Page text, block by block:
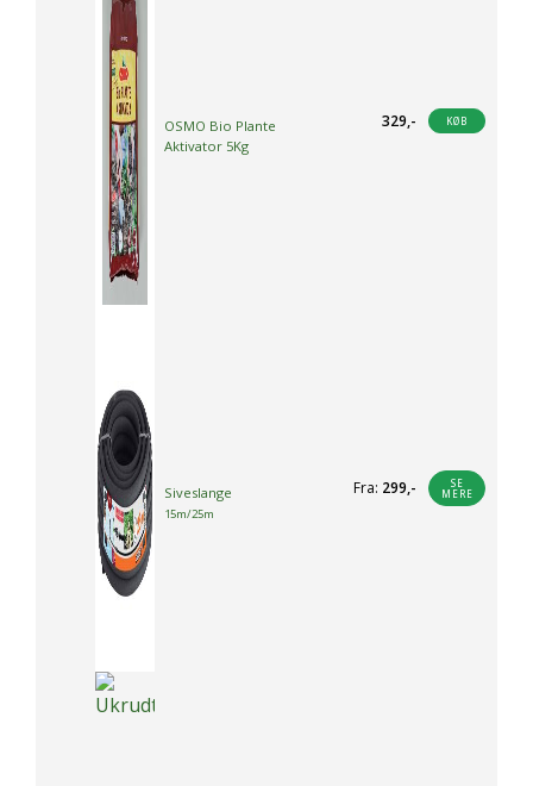
OSMO Bio Plante
Aktivator 5Kg
329,- KØB
Siveslange
15m/25m
Fra: 299,-
SE
MERE
Dette
vare
har
flere
kan
vælges